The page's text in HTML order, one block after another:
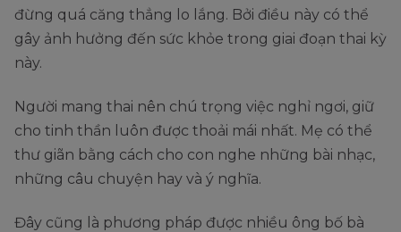
đừng quá căng thẳng lo lắng. Bởi điều này có thể
gây ảnh hưởng đến sức khỏe trong giai đoạn thai kỳ
này.
Người mang thai nên chú trọng việc nghỉ ngơi, giữ
cho tinh thần luôn được thoải mái nhất. Mẹ có thể
thư giãn bằng cách cho con nghe những bài nhạc,
những câu chuyện hay và ý nghĩa.
Đây cũng là phương pháp được nhiều ông bố bà